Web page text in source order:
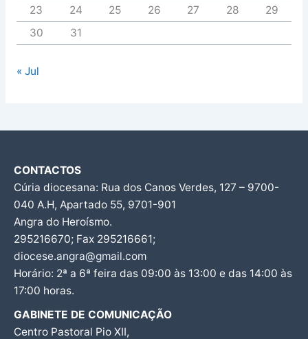
23
24 25 26 27 28
29
30
31
« Jul
CONTACTOS
Cúria diocesana: Rua dos Canos Verdes, 127 – 9700-
040 A.H, Apartado 55, 9701-901
Angra do Heroísmo.
295216670; Fax 295216661;
diocese.angra@gmail.com
Horário: 2ª a 6ª feira das 09:00 às 13:00 e das 14:00 às
17:00 horas.
GABINETE DE COMUNICAÇÃO
Centro Pastoral Pio XII,